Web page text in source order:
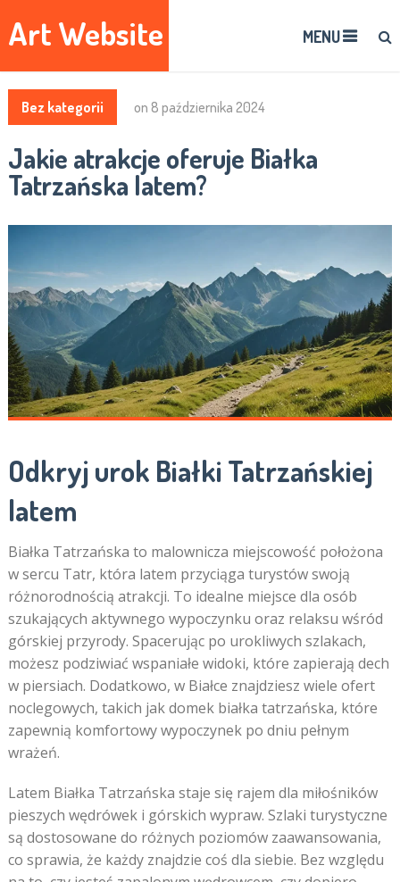
Art Website MENU
Bez kategorii on 8 października 2024
Jakie atrakcje oferuje Białka
Tatrzańska latem?
Odkryj urok Białki Tatrzańskiej
latem
Białka Tatrzańska to malownicza miejscowość położona
w sercu Tatr, która latem przyciąga turystów swoją
różnorodnością atrakcji. To idealne miejsce dla osób
szukających aktywnego wypoczynku oraz relaksu wśród
górskiej przyrody. Spacerując po urokliwych szlakach,
możesz podziwiać wspaniałe widoki, które zapierają dech
w piersiach. Dodatkowo, w Białce znajdziesz wiele ofert
noclegowych, takich jak domek białka tatrzańska, które
zapewnią komfortowy wypoczynek po dniu pełnym
wrażeń.
Latem Białka Tatrzańska staje się rajem dla miłośników
pieszych wędrówek i górskich wypraw. Szlaki turystyczne
są dostosowane do różnych poziomów zaawansowania,
co sprawia, że każdy znajdzie coś dla siebie. Bez względu